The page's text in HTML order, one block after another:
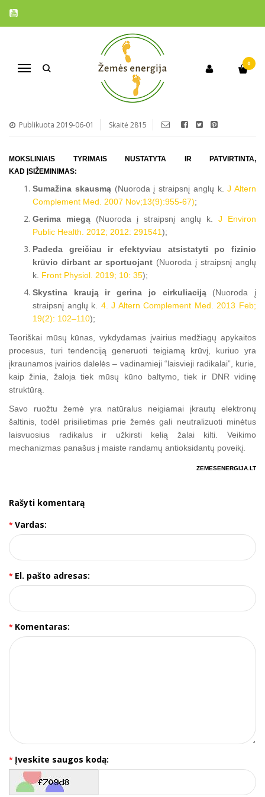
Navigacija
0
KUO ĮSIŽEMINIMAS NAUDINGAS?
Publikuota 2019-06-01 Skaitė 2815
MOKSLINIAIS TYRIMAIS NUSTATYTA IR PATVIRTINTA,
KAD ĮSIŽEMINIMAS:
Sumažina skausmą(Nuoroda į straipsnį anglų k.J Altern
Complement Med. 2007 Nov;13(9):955-67);
Gerima miegą (Nuoroda į straipsnį anglų k. J Environ
Public Health. 2012; 2012: 291541);
Padeda greičiau ir efektyviau atsistatyti po fizinio
krūvio dirbant ar sportuojant (Nuoroda į straipsnį anglų
k. Front Physiol. 2019; 10: 35);
Skystina kraują ir gerina jo cirkuliaciją(Nuoroda į
straipsnį anglų k. 4. J Altern Complement Med. 2013 Feb;
19(2): 102–110);
Teoriškai mūsų kūnas, vykdydamas įvairius medžiagų apykaitos
procesus, turi tendenciją generuoti teigiamą krūvį, kuriuo yra
įkraunamos įvairios dalelės – vadinamieji “laisvieji radikalai”, kurie,
kaip žinia, žaloja tiek mūsų kūno baltymo, tiek ir DNR vidinę
struktūrą.
Savo ruožtu žemė yra natūralus neigiamai įkrautų elektronų
šaltinis, todėl prisilietimas prie žemės gali neutralizuoti minėtus
laisvuosius radikalus ir užkirsti kelią žalai kilti. Veikimo
mechanizmas panašus į maiste randamų antioksidantų poveikį.
ZEMESENERGIJA.LT
Rašyti komentarą
Vardas:
El. pašto adresas:
Komentaras:
Įveskite saugos kodą: